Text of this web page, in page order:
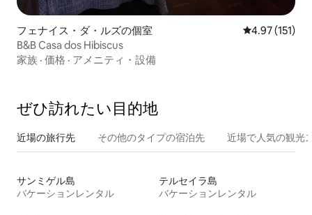
フェナイス・ダ・ルズの個室 レビュー151
4.97 (151)
B&B Casa dos Hibiscus
家族 · 価格 · アメニティ・設備
ぜひ訪⁠れ⁠た⁠い目⁠的⁠地
近場の旅行先 その他のタ⁠イ⁠プ⁠の宿⁠泊⁠先 近場で人気の観光
サンミゲル島
バケーションレンタル
テルセイラ島
バケーションレンタル